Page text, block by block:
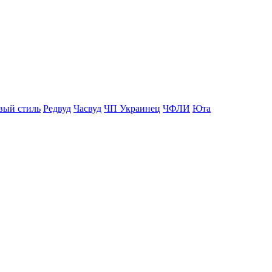
стиль Редвуд Часвуд ЧП Украинец ЧФЛИ Юта